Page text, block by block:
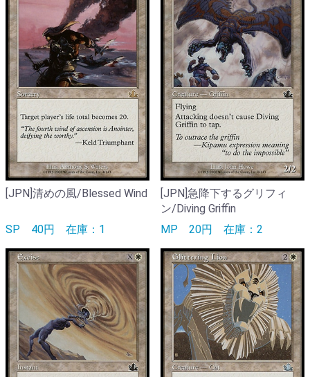
[JPN]清めの風/Blessed Wind
SP 40円 在庫：1
[JPN]急降下するグリフィ
ン/Diving Griffin
MP 20円 在庫：2